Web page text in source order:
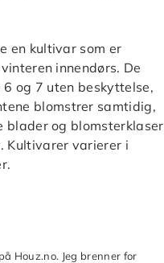
en kultivar som er
innendørs. De
og 7 uten beskyttelse,
blomstrer samtidig,
blader og blomsterklaser
Kultivarer varierer i
Houz.no. Jeg brenner for